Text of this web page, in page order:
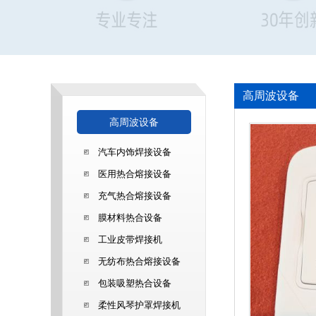
高周波设备
汽车内饰焊接设备
医用热合熔接设备
充气热合熔接设备
膜材料热合设备
工业皮带焊接机
无纺布热合熔接设备
包装吸塑热合设备
柔性风琴护罩焊接机
高周波设备